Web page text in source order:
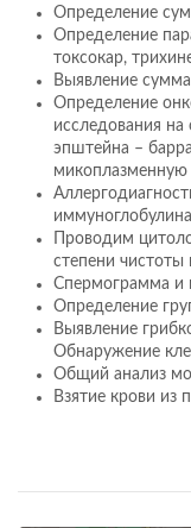
Определение
Определение
токсокар,
Выявление
Определение
исследования на
эпштейна –
Проводим
степени чистоты
Спермограмма и
Определение
Выявление
Обнаружение
Общий анализ
Взятие крови из